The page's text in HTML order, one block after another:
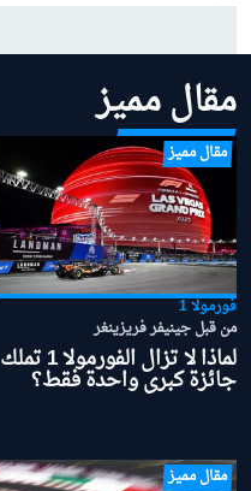
مقال مميز
مقال مميز
فورمولا 1
من قبل جينيفر فريزينغر
لماذا لا تزال الفورمولا 1 تملك
جائزة كبرى واحدة فقط؟
مقال مميز